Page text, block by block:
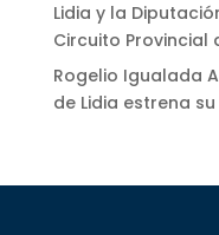
Lidia y la
Circuito Provincial
Rogelio Igualada
de Lidia estrena